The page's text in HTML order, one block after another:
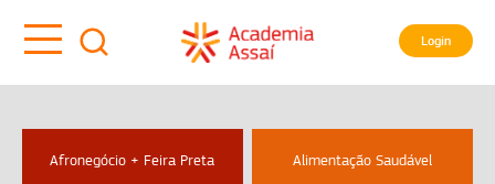
Login
Afronegócio + Feira Preta Alimentação Saudável